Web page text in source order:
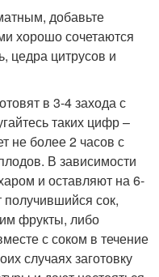
добавьте
хорошо сочетаются
цедра цитрусов и
в 3-4 захода с
таких цифр –
не более 2 часов с
В зависимости
и оставляют на 6-
сок,
фрукты, либо
с соком в течение
случаях заготовку